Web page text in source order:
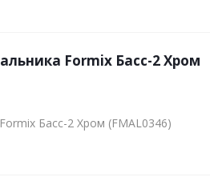
Formix Басс-2 Хром
Басс-2 Хром (FMAL0346)